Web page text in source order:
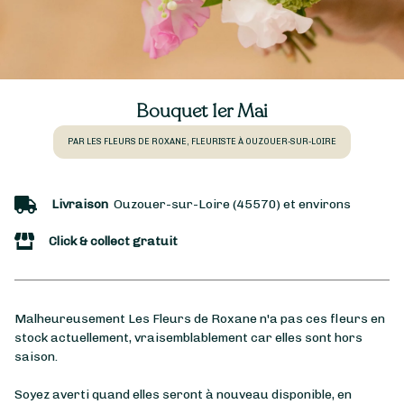
Bouquet 1er Mai
PAR LES FLEURS DE ROXANE, FLEURISTE À OUZOUER-SUR-LOIRE
Livraison Ouzouer-sur-Loire (45570) et environs
Click & collect gratuit
Malheureusement Les Fleurs de Roxane n'a pas ces fleurs en
stock actuellement, vraisemblablement car elles sont hors
saison.
Soyez averti quand elles seront à nouveau disponible, en